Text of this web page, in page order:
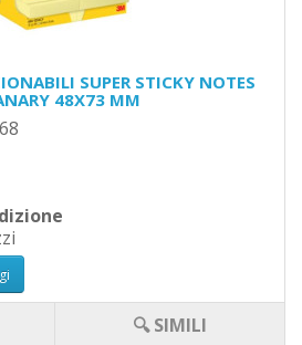
SUPER STICKY NOTES
48X73 MM
🔍 SIMILI